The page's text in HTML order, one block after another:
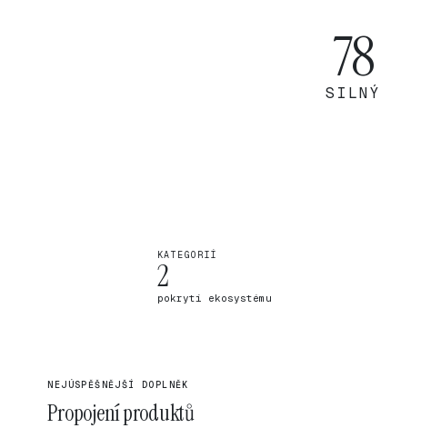
78
SILNÝ
KATEGORIÍ
2
pokrytí ekosystému
NEJÚSPĚŠNĚJŠÍ DOPLNĚK
Propojení produktů